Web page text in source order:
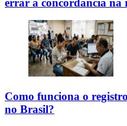
Como funciona o
no Brasil?